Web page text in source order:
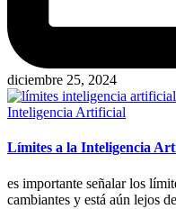
diciembre 25, 2024
Publicado
Inteligencia Artificial
Límites a la Inteligencia
es importante señalar los
cambiantes y está aún lejos